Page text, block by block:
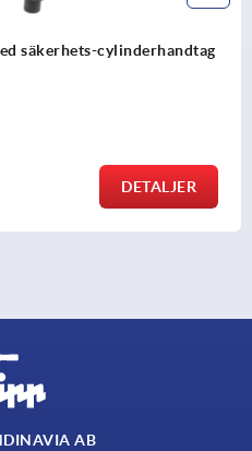
säkerhets-cylinderhandtag
DETALJER
AB